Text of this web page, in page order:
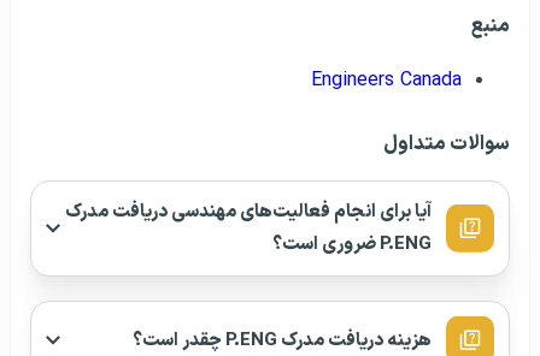
منبع
Engineers Canada
سوالات متداول
آیا برای انجام فعالیت‌های مهندسی دریافت مدرک
P.ENG ضروری است؟
هزینه دریافت مدرک P.ENG چقدر است؟